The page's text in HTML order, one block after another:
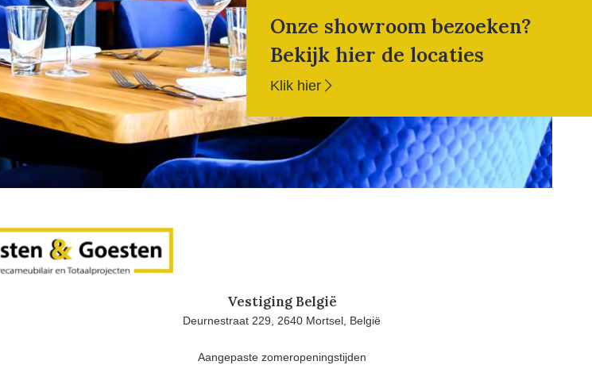
Onze showroom bezoeken?
Bekijk hier de locaties
Klik hier
Vestiging België
Deurnestraat 229, 2640 Mortsel, België
Aangepaste zomeropeningstijden